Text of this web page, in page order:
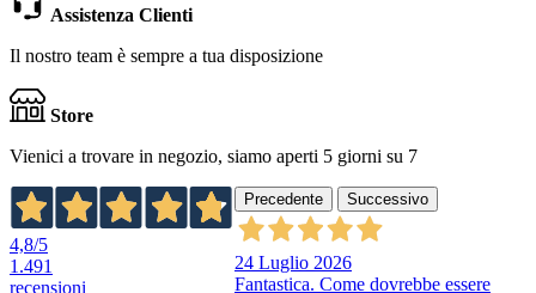
Assistenza Clienti
Il nostro team è sempre a tua disposizione
Store
Vienici a trovare in negozio, siamo aperti 5 giorni su 7
4,8/5
1.491
recensioni
Precedente Successivo
24 Luglio 2026
Fantastica. Come dovrebbe essere